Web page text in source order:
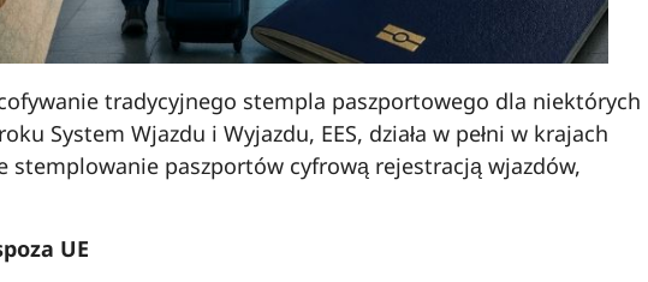
tradycyjnego stempla paszportowego dla niektórych
System Wjazdu i Wyjazdu, EES, działa w pełni w krajach
stemplowanie paszportów cyfrową rejestracją wjazdów,
UE